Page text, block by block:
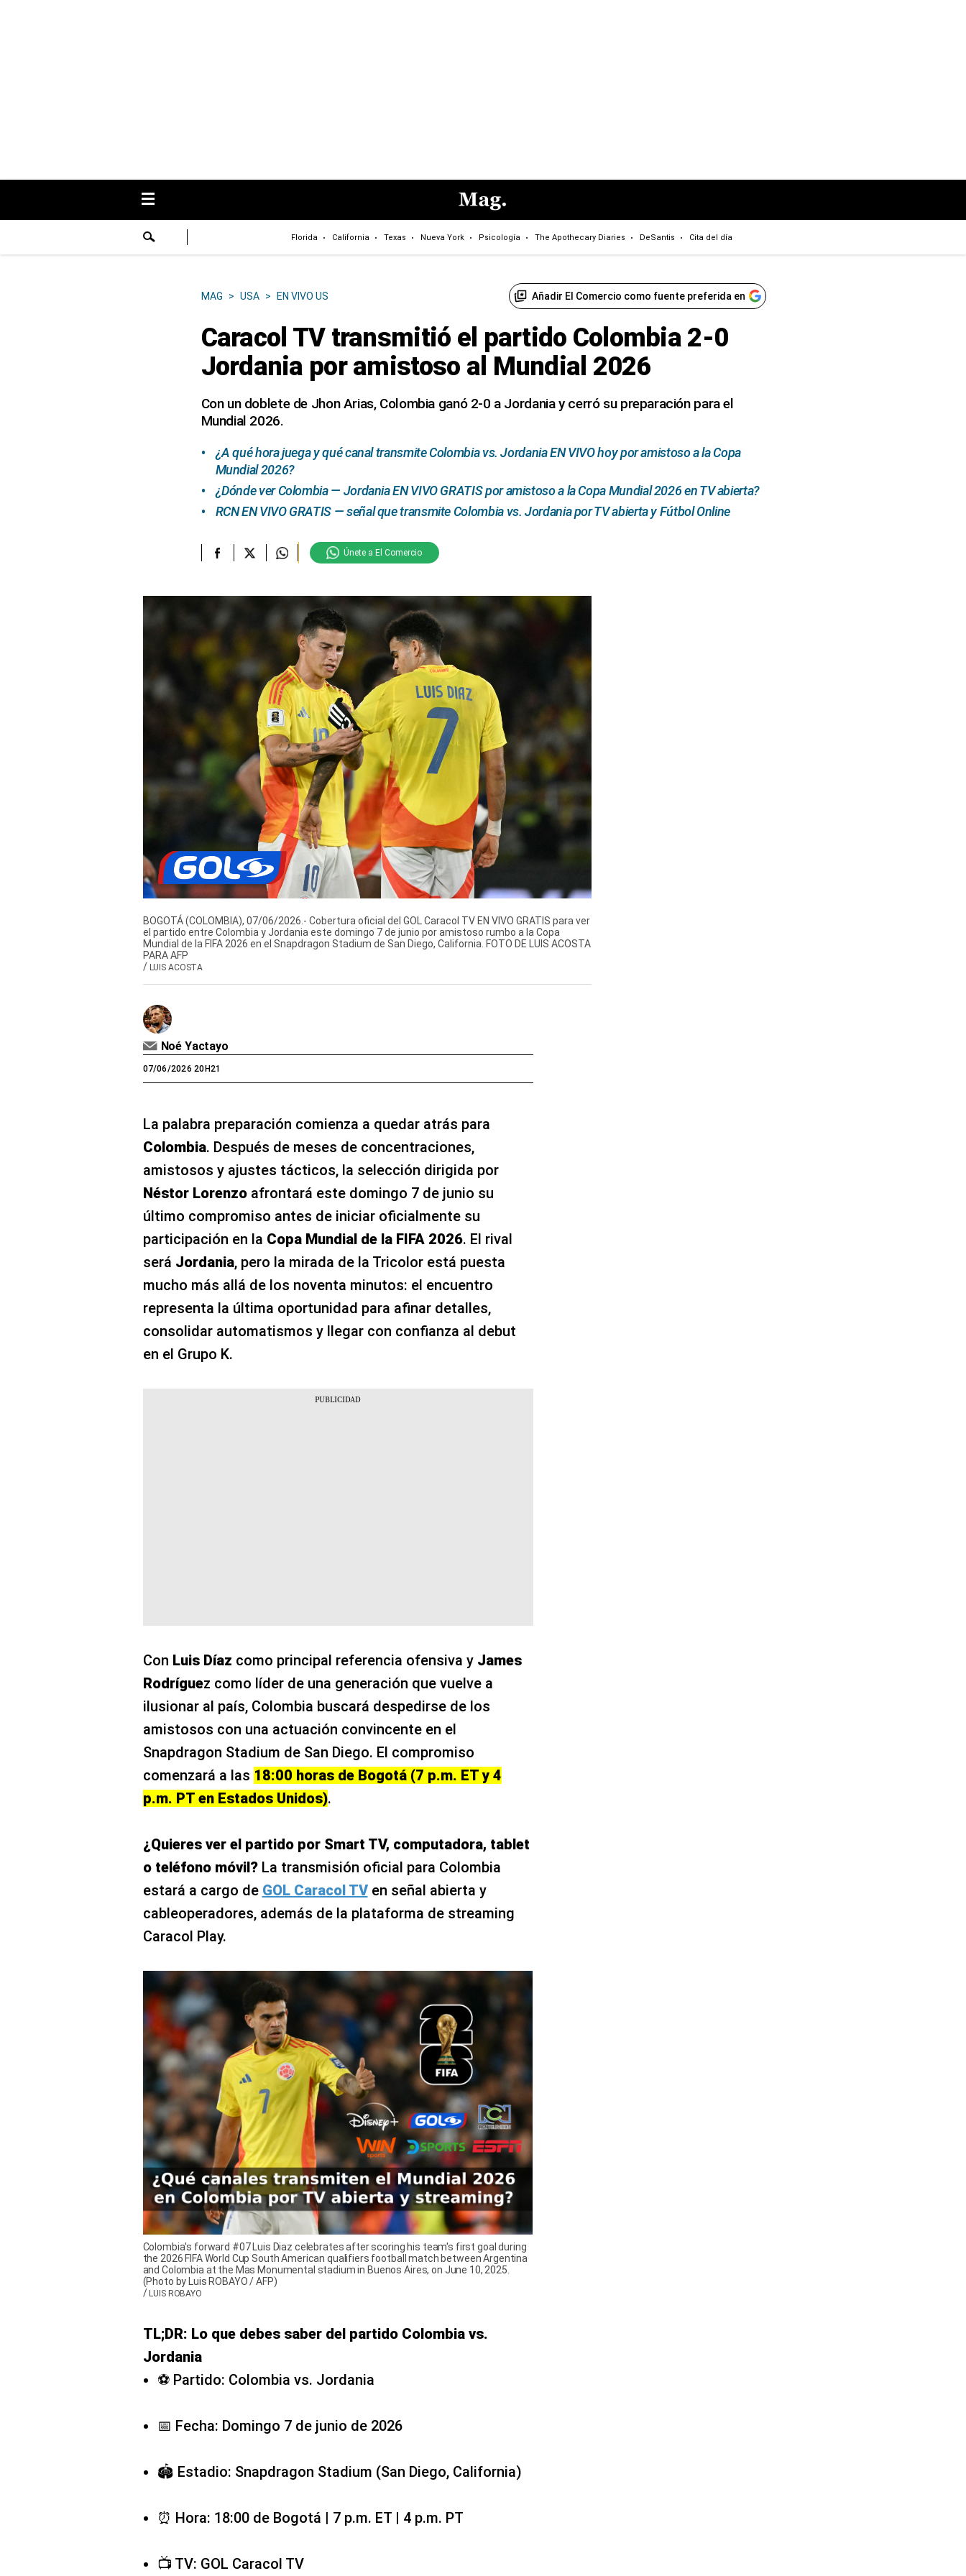
Florida California Texas Nueva York Psicología The Apothecary Diaries DeSantis Cita del día
MAG > USA > EN VIVO US Añadir El Comercio como fuente preferida en
Caracol TV transmitió el partido Colombia 2-0
Jordania por amistoso al Mundial 2026
Con un doblete de Jhon Arias, Colombia ganó 2-0 a Jordania y cerró su preparación para el
Mundial 2026.
¿A qué hora juega y qué canal transmite Colombia vs. Jordania EN VIVO hoy por amistoso a la Copa
Mundial 2026?
¿Dónde ver Colombia — Jordania EN VIVO GRATIS por amistoso a la Copa Mundial 2026 en TV abierta?
RCN EN VIVO GRATIS — señal que transmite Colombia vs. Jordania por TV abierta y Fútbol Online
Únete a El Comercio
BOGOTÁ (COLOMBIA), 07/06/2026.- Cobertura oficial del GOL Caracol TV EN VIVO GRATIS para ver
el partido entre Colombia y Jordania este domingo 7 de junio por amistoso rumbo a la Copa
Mundial de la FIFA 2026 en el Snapdragon Stadium de San Diego, California. FOTO DE LUIS ACOSTA
PARA AFP
/ LUIS ACOSTA
Noé Yactayo
07/06/2026 20H21
La palabra preparación comienza a quedar atrás para
Colombia. Después de meses de concentraciones,
amistosos y ajustes tácticos, la selección dirigida por
Néstor Lorenzoafrontará este domingo 7 de junio su
último compromiso antes de iniciar oficialmente su
participación en la Copa Mundial de la FIFA 2026. El rival
será Jordania, pero la mirada de la Tricolor está puesta
mucho más allá de los noventa minutos: el encuentro
representa la última oportunidad para afinar detalles,
consolidar automatismos y llegar con confianza al debut
en el Grupo K.
Con Luis Díaz como principal referencia ofensiva y James
Rodríguez como líder de una generación que vuelve a
ilusionar al país, Colombia buscará despedirse de los
amistosos con una actuación convincente en el
Snapdragon Stadium de San Diego. El compromiso
comenzará a las 18:00 horas de Bogotá (7 p.m. ET y 4
p.m. PT en Estados Unidos).
¿Quieres ver el partido por Smart TV, computadora, tablet
o teléfono móvil?La transmisión oficial para Colombia
estará a cargo de GOL Caracol TVen señal abierta y
cableoperadores, además de la plataforma de streaming
Caracol Play.
Colombia's forward #07 Luis Diaz celebrates after scoring his team's first goal during
the 2026 FIFA World Cup South American qualifiers football match between Argentina
and Colombia at the Mas Monumental stadium in Buenos Aires, on June 10, 2025.
(Photo by Luis ROBAYO / AFP)
/LUIS ROBAYO
TL;DR: Lo que debes saber del partido Colombia vs.
Jordania
⚽ Partido: Colombia vs. Jordania
📅 Fecha: Domingo 7 de junio de 2026
🏟️ Estadio: Snapdragon Stadium (San Diego, California)
⏰ Hora: 18:00 de Bogotá | 7 p.m. ET | 4 p.m. PT
📺 TV: GOL Caracol TV